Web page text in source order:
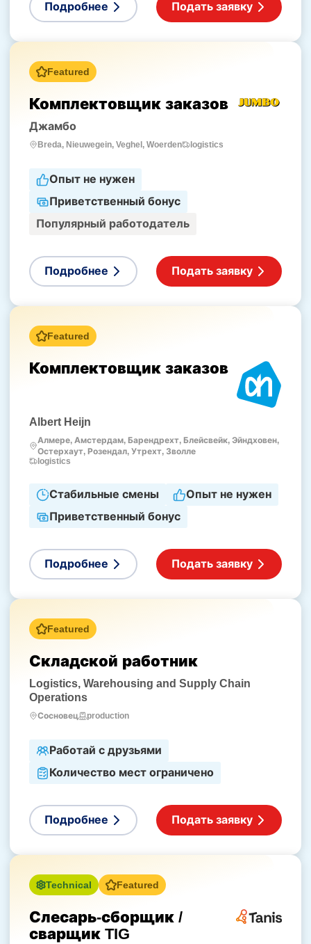
Подробнее Подать заявку
Featured
Комплектовщик заказов
Джамбо
Breda, Nieuwegein, Veghel, Woerden logistics
Опыт не нужен
Приветственный бонус
Популярный работодатель
Подробнее Подать заявку
Featured
Комплектовщик заказов
Albert Heijn
Алмере, Амстердам, Барендрехт, Блейсвейк, Эйндховен,
Остерхаут, Розендал, Утрехт, Зволле
logistics
Стабильные смены
Опыт не нужен
Приветственный бонус
Подробнее Подать заявку
Featured
Складской работник
Logistics, Warehousing and Supply Chain
Operations
Сосновец production
Работай с друзьями
Количество мест ограничено
Подробнее Подать заявку
Technical Featured
Слесарь-сборщик /
сварщик TIG